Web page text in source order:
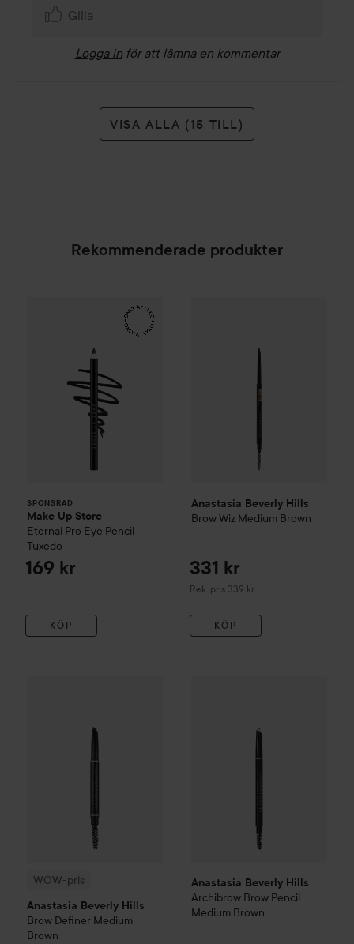
Gilla
Logga in för att lämna en kommentar
VISA ALLA (15 TILL)
Rekommenderade produkter
SPONSRAD
Make Up Store
Eternal Pro Eye Pencil
Tuxedo
169 kr
KÖP
Make Up Store
Anastasia Beverly Hills
Brow Wiz Medium Brown
331 kr
Rek. pris 339 kr
Rekommenderat pris 339 kr
KÖP
WOW-pris
Anastasia Beverly Hills
Brow Definer Medium
Brown
Anastasia Beverly Hills
Archibrow Brow Pencil
Medium Brown